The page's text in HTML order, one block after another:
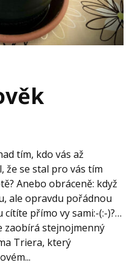
tím, kdo vás až
že se stal pro vás tím
Anebo obráceně: když
ale opravdu pořádnou
přímo vy sami:-(:-)?…
zaobírá stejnojmenný
Triera, který